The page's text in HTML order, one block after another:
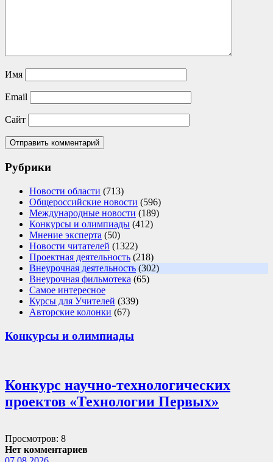
Имя
Email
Сайт
Рубрики
Новости области (713)
Общероссийские новости (596)
Международные новости (189)
Конкурсы и олимпиады (412)
Мнение эксперта (50)
Новости читателей (1322)
Проектная деятельность (218)
Внеурочная деятельность (302)
Внеурочная фильмотека (65)
Самое интересное
Курсы для Учителей (339)
Авторские колонки (67)
Конкурсы и олимпиады
Конкурс научно-технологических
проектов «Технологии Первых»
Просмотров: 8
Нет комментариев